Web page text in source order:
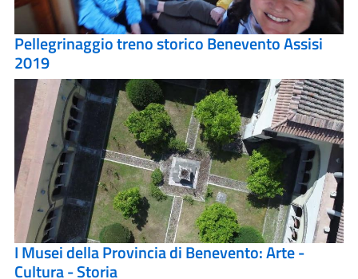
Pellegrinaggio treno storico Benevento Assisi
2019
I Musei della Provincia di Benevento: Arte -
Cultura - Storia